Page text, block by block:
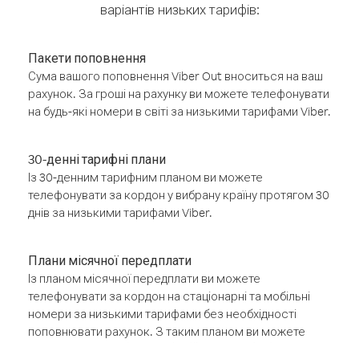
варіантів низьких тарифів:
Пакети поповнення
Сума вашого поповнення Viber Out вноситься на ваш
рахунок. За гроші на рахунку ви можете телефонувати
на будь-які номери в світі за низькими тарифами Viber.
30-денні тарифні плани
Із 30-денним тарифним планом ви можете
телефонувати за кордон у вибрану країну протягом 30
днів за низькими тарифами Viber.
Плани місячної передплати
Із планом місячної передплати ви можете
телефонувати за кордон на стаціонарні та мобільні
номери за низькими тарифами без необхідності
поповнювати рахунок. З таким планом ви можете